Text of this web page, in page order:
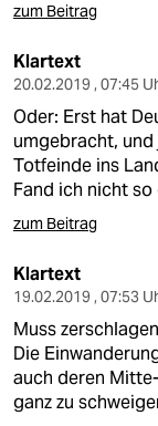
zum Beitrag
Klartext
20.02.2019 , 07:45
Oder: Erst hat
umgebracht,
Totfeinde ins
Fand ich nicht so
zum Beitrag
Klartext
19.02.2019 , 07:53
Muss
Die
auch deren
ganz zu